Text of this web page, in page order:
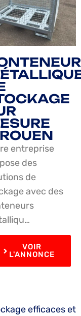
entreprise
des
de
avec des
VOIR
L'ANNONCE
efficaces et